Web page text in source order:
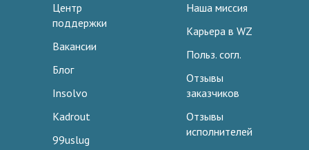
Центр
поддержки
Вакансии
Блог
Insolvo
Kadrout
99uslug
Наша миссия
Карьера в WZ
Польз. согл.
Отзывы
заказчиков
Отзывы
исполнителей